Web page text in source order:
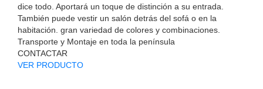
dice todo. Aportará un toque de distinción a su entrada.
También puede vestir un salón detrás del sofá o en la
habitación. gran variedad de colores y combinaciones.
Transporte y Montaje en toda la península
CONTACTAR
VER PRODUCTO